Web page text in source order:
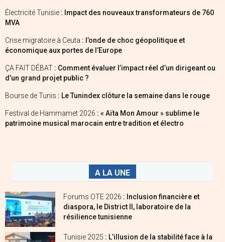
Électricité Tunisie : Impact des nouveaux transformateurs de 760
MVA
Crise migratoire à Ceuta : l’onde de choc géopolitique et
économique aux portes de l’Europe
ÇA FAIT DÉBAT : Comment évaluer l’impact réel d’un dirigeant ou
d’un grand projet public ?
Bourse de Tunis : Le Tunindex clôture la semaine dans le rouge
Festival de Hammamet 2026 : « Aïta Mon Amour » sublime le
patrimoine musical marocain entre tradition et électro
A LA UNE
Forums OTE 2026 : Inclusion financière et
diaspora, le District II, laboratoire de la
résilience tunisienne
Tunisie 2025 : L’illusion de la stabilité face à la